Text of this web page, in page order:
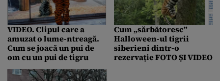
VIDEO. Clipul care a
amuzat o lume-ntreagă.
Cum se joacă un pui de
om cu un pui de tigru
Cum „sărbătoresc”
Halloween-ul tigrii
siberieni dintr-o
rezervație FOTO ȘI VIDEO